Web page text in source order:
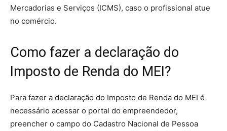
Mercadorias e Serviços (ICMS), caso o profissional atue
no comércio.
Como fazer a declaração do
Imposto de Renda do MEI?
Para fazer a declaração do Imposto de Renda do MEI é
necessário acessar o portal do empreendedor,
preencher o campo do Cadastro Nacional de Pessoa